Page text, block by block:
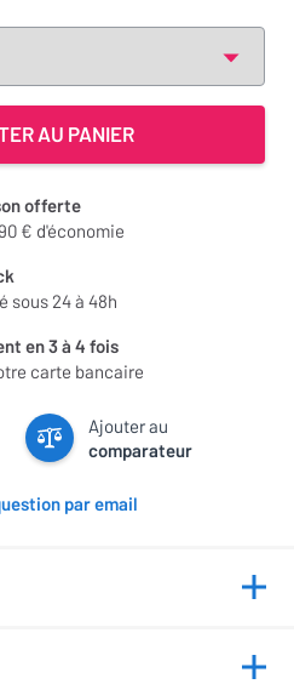
AU PANIER
offerte
€ d'économie
sous 24 à 48h
en 3 à 4 fois
carte bancaire
Ajouter au
comparateur
par email